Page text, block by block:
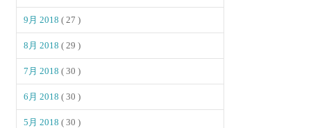
9月 2018( 27 )
8月 2018( 29 )
7月 2018( 30 )
6月 2018( 30 )
5月 2018( 30 )